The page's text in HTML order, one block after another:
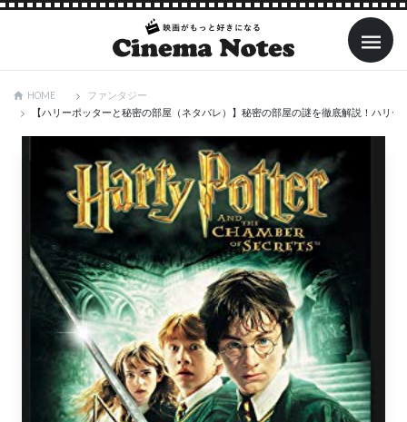
HOME
ファンタジー
【ハリーポッターと秘密の部屋（ネタバレ）】秘密の部屋の謎を徹底解説！ハリ